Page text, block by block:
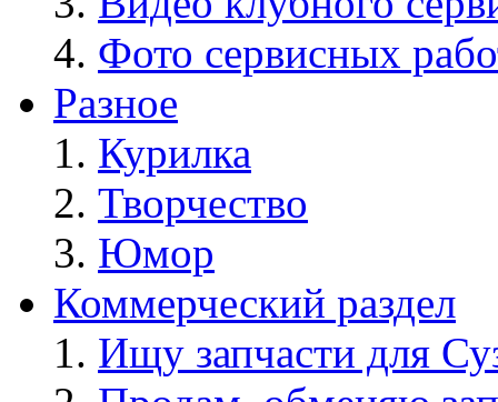
Фото сервисных
Разное
Курилка
Творчество
Юмор
Коммерческий раздел
Ищу запчасти для